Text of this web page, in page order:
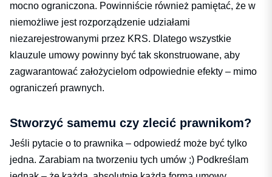
mocno ograniczona. Powinniście również pamiętać, że w
niemożliwe jest rozporządzenie udziałami
niezarejestrowanymi przez KRS. Dlatego wszystkie
klauzule umowy powinny być tak skonstruowane, aby
zagwarantować założycielom odpowiednie efekty – mimo
ograniczeń prawnych.
Stworzyć samemu czy zlecić prawnikom?
Jeśli pytacie o to prawnika – odpowiedź może być tylko
jedna. Zarabiam na tworzeniu tych umów ;) Podkreślam